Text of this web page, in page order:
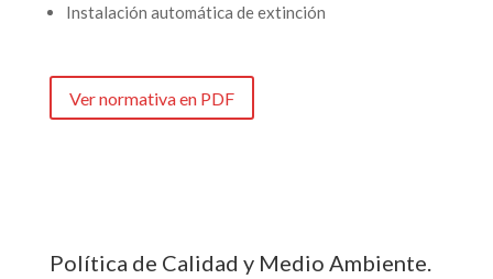
Instalación automática de extinción
Ver normativa en PDF
Política de Calidad y Medio Ambiente.